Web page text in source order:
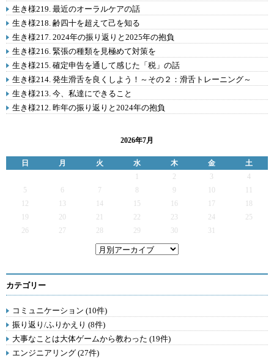
生き様219. 最近のオーラルケアの話
生き様218. 齢四十を超えて己を知る
生き様217. 2024年の振り返りと2025年の抱負
生き様216. 緊張の種類を見極めて対策を
生き様215. 確定申告を通して感じた「税」の話
生き様214. 発生滑舌を良くしよう！～その２：滑舌トレーニング～
生き様213. 今、私達にできること
生き様212. 昨年の振り返りと2024年の抱負
2026年7月
日 月 火 水 木 金
土
2 3
4
5
6 7 9
12
13 14 15 16 17
19
20 21 22 23 24
25
26
27 28 29 30 31
カテゴリー
コミュニケーション (10件)
振り返り/ふりかえり (8件)
大事なことは大体ゲームから教わった (19件)
エンジニアリング (27件)